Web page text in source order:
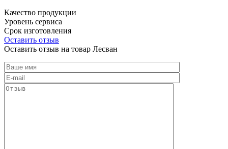
Качество продукции
Уровень сервиса
Срок изготовления
Оставить отзыв
Оставить отзыв на товар Лесван